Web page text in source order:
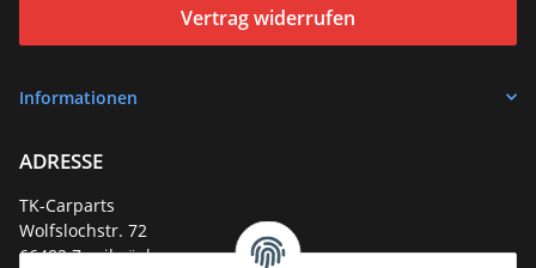
Vertrag widerrufen
Informationen
ADRESSE
TK-Carparts
Wolfslochstr. 72
66482 Zweibrücken